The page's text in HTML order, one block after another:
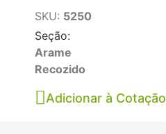
SKU: 5250
Seção:
Arame
Recozido
Adicionar à Cotação